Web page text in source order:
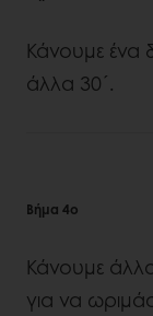
Κάνουμε ένα
άλλα 30´.
Βήμα 4ο
Κάνουμε
για να